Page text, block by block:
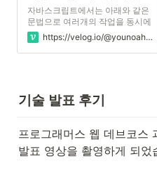
자바스크립트에서는 아래와 같은
문법으로 여러개의 작업을 동시에
동작하게 할 수 있다. 정확하게 말
하면 이것들은 자바스크립트의 비
동기 프로그래밍을 위한 문법인데
의 궁금점들이 생겼다. 🤔 지금부
동기는 요청을 보낸 후 응답(결과)
를 받아야지만 다음 동작을 실행하
는 방식이다.
https://velog.io/@younoah/js-asynchrony-concurrency-programming
기술 발표 후기
프로그래머스 웹 데브코스
발표 영상을 촬영하게 되었